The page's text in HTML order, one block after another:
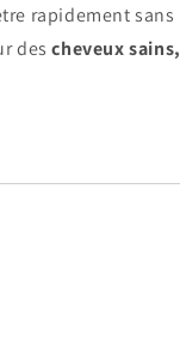
rapidement sans
descheveux sains,